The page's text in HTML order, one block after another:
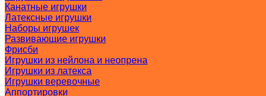
Канатные игрушки
Латексные игрушки
Наборы игрушек
Развивающие игрушки
Фрисби
Игрушки из нейлона и неопрена
Игрушки из латекса
Игрушки веревочные
Аппортировки